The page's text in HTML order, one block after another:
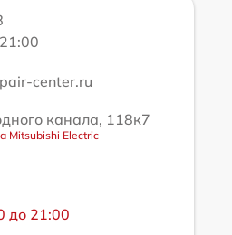
center.ru
канала, 118к7
Mitsubishi Electric
до 21:00